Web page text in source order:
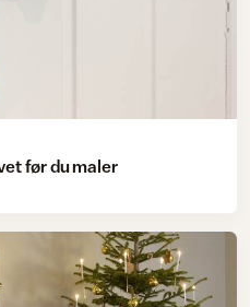
før du maler